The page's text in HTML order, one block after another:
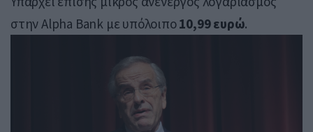
στην Alpha Bank με υπόλοιπο10,99 ευρώ.